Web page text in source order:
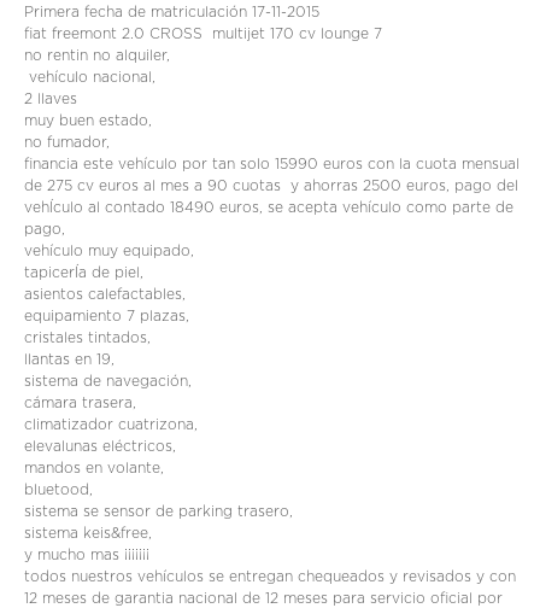
Primera fecha de matriculación 17-11-2015
fiat freemont 2.0 CROSS multijet 170 cv lounge 7
no rentin no alquiler,
vehículo nacional,
2 llaves
muy buen estado,
no fumador,
financia este vehículo por tan solo 15990 euros con la cuota mensual
de 275 cv euros al mes a 90 cuotas y ahorras 2500 euros, pago del
vehÍculo al contado 18490 euros, se acepta vehículo como parte de
pago,
vehículo muy equipado,
tapicerÍa de piel,
asientos calefactables,
equipamiento 7 plazas,
cristales tintados,
llantas en 19,
sistema de navegación,
cámara trasera,
climatizador cuatrizona,
elevalunas eléctricos,
mandos en volante,
bluetood,
sistema se sensor de parking trasero,
sistema keis&free,
y mucho mas ¡¡¡¡¡¡¡
todos nuestros vehículos se entregan chequeados y revisados y con
12 meses de garantia nacional de 12 meses para servicio oficial por